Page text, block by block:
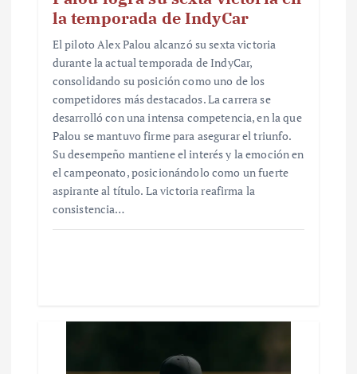
la temporada de IndyCar
El piloto Alex Palou alcanzó su sexta victoria
durante la actual temporada de IndyCar,
consolidando su posición como uno de los
competidores más destacados. La carrera se
desarrolló con una intensa competencia, en la que
Palou se mantuvo firme para asegurar el triunfo.
Su desempeño mantiene el interés y la emoción en
el campeonato, posicionándolo como un fuerte
aspirante al título. La victoria reafirma la
consistencia…